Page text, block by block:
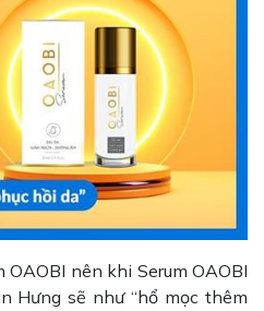
nên khi Serum OAOBI
Hưng sẽ như “hổ mọc thêm